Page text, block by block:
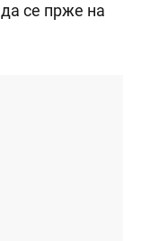
да се прже на